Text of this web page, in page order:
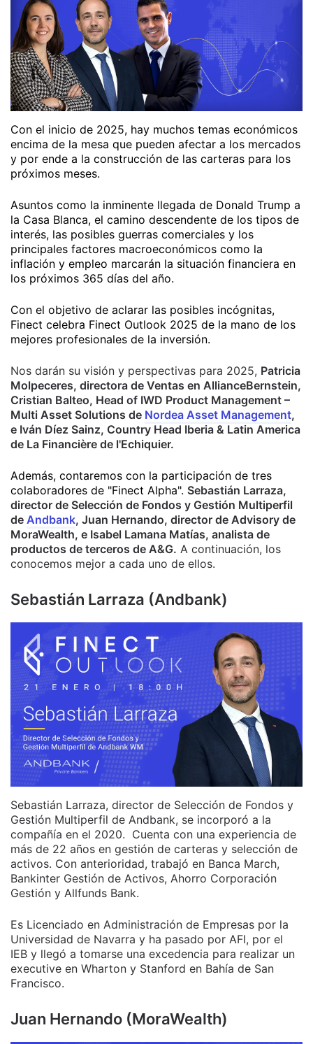
Con el inicio de 2025, hay muchos temas económicos
encima de la mesa que pueden afectar a los mercados
y por ende a la construcción de las carteras para los
próximos meses.
Asuntos como la inminente llegada de Donald Trump a
la Casa Blanca, el camino descendente de los tipos de
interés, las posibles guerras comerciales y los
principales factores macroeconómicos como la
inflación y empleo marcarán la situación financiera en
los próximos 365 días del año.
Con el objetivo de aclarar las posibles incógnitas,
Finect celebra Finect Outlook 2025 de la mano de los
mejores profesionales de la inversión.
Nos darán su visión y perspectivas para 2025, Patricia
Molpeceres, directora de Ventas en AllianceBernstein,
Cristian Balteo, Head of IWD Product Management –
Multi Asset Solutions de Nordea Asset Management,
e Iván Díez Sainz, Country Head Iberia & Latin America
de La Financière de l'Echiquier.
Además, contaremos con la participación de tres
colaboradores de "Finect Alpha". Sebastián Larraza,
director de Selección de Fondos y Gestión Multiperfil
de Andbank, Juan Hernando, director de Advisory de
MoraWealth, e Isabel Lamana Matías, analista de
productos de terceros de A&G. A continuación, los
conocemos mejor a cada uno de ellos.
Sebastián Larraza (Andbank)
Sebastián Larraza, director de Selección de Fondos y
Gestión Multiperfil de Andbank, se incorporó a la
compañía en el 2020. Cuenta con una experiencia de
más de 22 años en gestión de carteras y selección de
activos. Con anterioridad, trabajó en Banca March,
Bankinter Gestión de Activos, Ahorro Corporación
Gestión y Allfunds Bank.
Es Licenciado en Administración de Empresas por la
Universidad de Navarra y ha pasado por AFI, por el
IEB y llegó a tomarse una excedencia para realizar un
executive en Wharton y Stanford en Bahía de San
Francisco.
Juan Hernando (MoraWealth)